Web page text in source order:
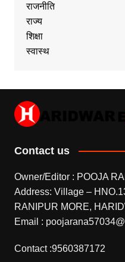
राजनीति
राज्य
शिक्षा
स्वास्थ
Contact us
Owner/Editor : POOJA
Address: Village –
RANIPUR MORE,
Email :
Contact :9560387172